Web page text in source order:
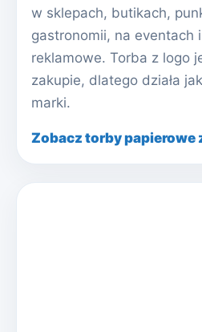
w sklepach, butikach,
gastronomii, na eventach
reklamowe. Torba z logo
zakupie, dlatego działa
marki.
Zobacz torby papierowe